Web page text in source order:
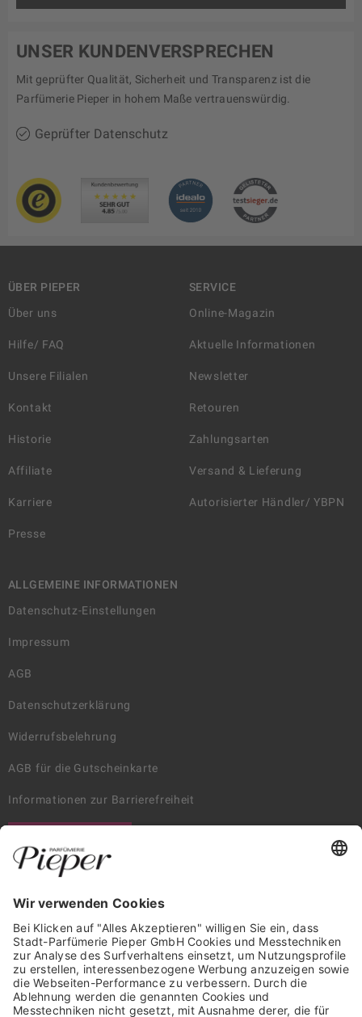
UNSER KUNDENVERSPRECHEN
Mit geprüfter Qualität, Sicherheit und Transparenz ist die
Parfümerie Pieper in hohem Maße vertrauenswürdig.
Geprüfter Datenschutz
ÜBER PIEPER
Über uns
Hilfe/ FAQ
Unsere Filialen
Kontakt
Historie
Affiliate
Karriere
Presse
SERVICE
Online-Magazin
Aktuelle Informationen
Newsletter
Retouren
Zahlungsarten
Versand & Lieferung
Autorisierter Händler/ YBPN
ALLGEMEINE INFORMATIONEN
Datenschutz-Einstellungen
Impressum
AGB
Datenschutzerklärung
Widerrufsbelehrung
AGB für die Gutscheinkarte
Informationen zur Barrierefreiheit